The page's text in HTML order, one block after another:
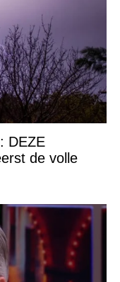
DEZE
de volle